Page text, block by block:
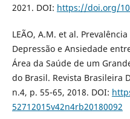
2021. DOI: https://doi.org/
LEÃO, A.M. et al.
Depressão e Ansiedade
Área da Saúde de um
do Brasil. Revista Brasileira
n.4, p. 55-65, 2018. DOI:
52712015v42n4rb20180092